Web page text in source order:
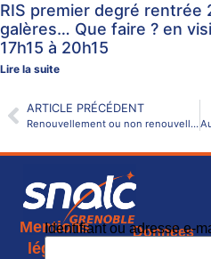
RIS premier degré rentrée
galères… Que faire ? en
17h15 à 20h15
Lire la suite
ARTICLE PRÉCÉDENT
Renouvellement ou non renouvellement des contrats d’AESH : attention aux abus de l’administration
Mentions
légales
Données
Identifiant ou adresse e-